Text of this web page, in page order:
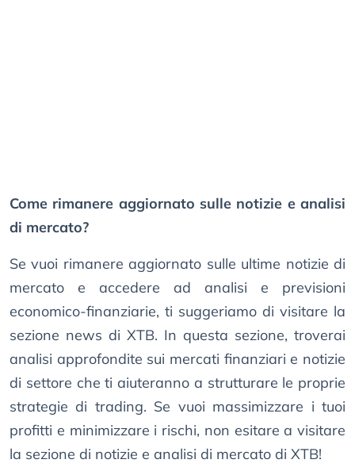
Come rimanere aggiornato sulle notizie e analisi
di mercato?
Se vuoi rimanere aggiornato sulle ultime notizie di
mercato e accedere ad analisi e previsioni
economico-finanziarie, ti suggeriamo di visitare la
sezione news di XTB. In questa sezione, troverai
analisi approfondite sui mercati finanziari e notizie
di settore che ti aiuteranno a strutturare le proprie
strategie di trading. Se vuoi massimizzare i tuoi
profitti e minimizzare i rischi, non esitare a visitare
la sezione di notizie e analisi di mercato di XTB!